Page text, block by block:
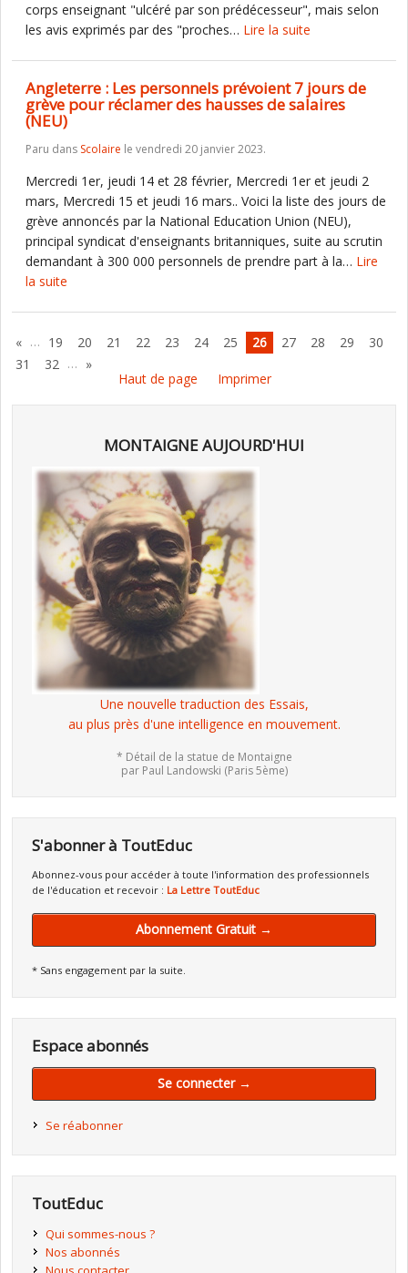
corps enseignant "ulcéré par son prédécesseur", mais selon
les avis exprimés par des "proches… Lire la suite
Angleterre : Les personnels prévoient 7 jours de
grève pour réclamer des hausses de salaires
(NEU)
Paru dans Scolaire le vendredi 20 janvier 2023.
Mercredi 1er, jeudi 14 et 28 février, Mercredi 1er et jeudi 2
mars, Mercredi 15 et jeudi 16 mars.. Voici la liste des jours de
grève annoncés par la National Education Union (NEU),
principal syndicat d'enseignants britanniques, suite au scrutin
demandant à 300 000 personnels de prendre part à la… Lire
la suite
« … 19 20 21 22 23 24 25 26 27 28 29
30
31
32 … »
Haut de page
Imprimer
MONTAIGNE AUJOURD'HUI
Une nouvelle traduction des Essais,
au plus près d'une intelligence en mouvement.
* Détail de la statue de Montaigne
par Paul Landowski (Paris 5ème)
S'abonner à ToutEduc
Abonnez-vous pour accéder à toute l'information des professionnels
de l'éducation et recevoir : La Lettre ToutEduc
Abonnement Gratuit →
* Sans engagement par la suite.
Espace abonnés
Se connecter →
Se réabonner
ToutEduc
Qui sommes-nous ?
Nos abonnés